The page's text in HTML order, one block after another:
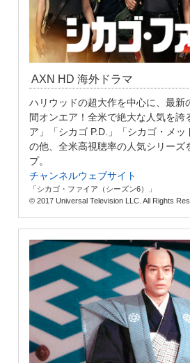
AXN HD 海外ドラマ
ハリウッドの超大作を中心に、最新
間オンエア！全米で絶大な人気を誇
ア」「シカゴ P.D.」「シカゴ・メ
の他、全米高視聴率の人気シリーズ
プ。
チャンネルウェブサイト
「シカゴ・ファイア（シーズン6）」
© 2017 Universal Television LLC. All Rights